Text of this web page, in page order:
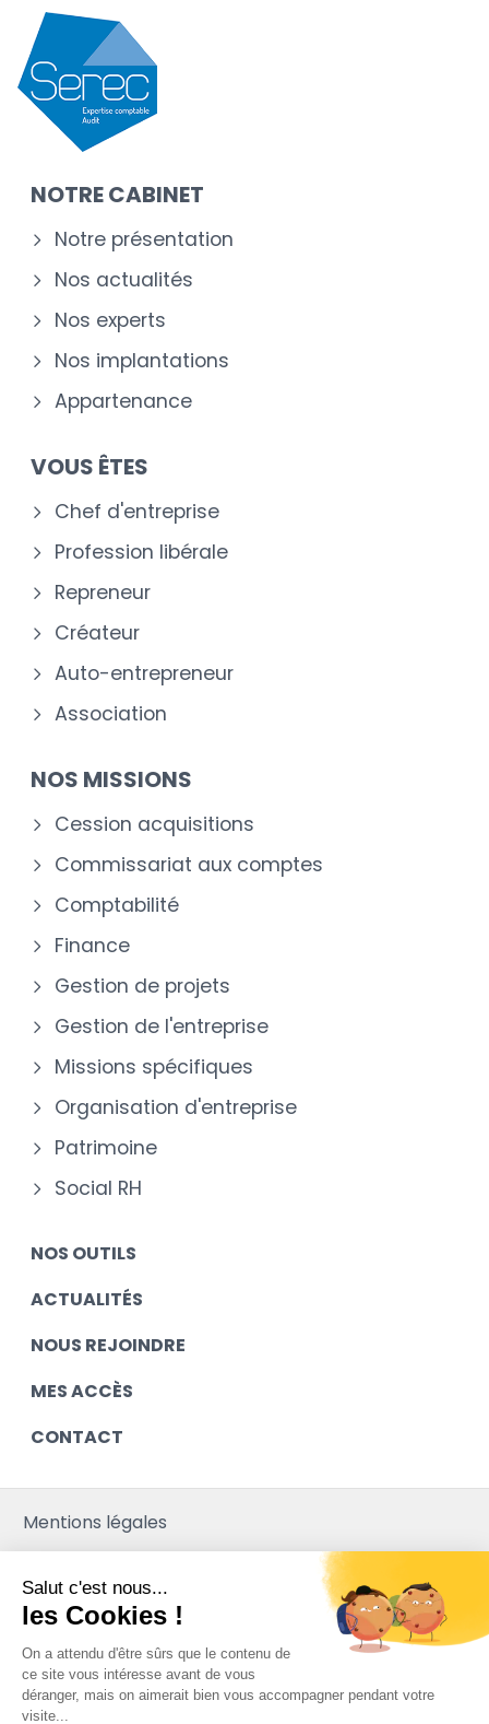
NOTRE CABINET
Notre présentation
Nos actualités
Nos experts
Nos implantations
Appartenance
VOUS ÊTES
Chef d'entreprise
Profession libérale
Repreneur
Créateur
Auto-entrepreneur
Association
NOS MISSIONS
Cession acquisitions
Commissariat aux comptes
Comptabilité
Finance
Gestion de projets
Gestion de l'entreprise
Missions spécifiques
Organisation d'entreprise
Patrimoine
Social RH
NOS OUTILS
ACTUALITÉS
NOUS REJOINDRE
MES ACCÈS
CONTACT
Mentions légales
Plan du site
Salut c'est nous...
les Cookies !
On a attendu d'être sûrs que le contenu de
ce site vous intéresse avant de vous
déranger, mais on aimerait bien vous accompagner pendant votre
visite...